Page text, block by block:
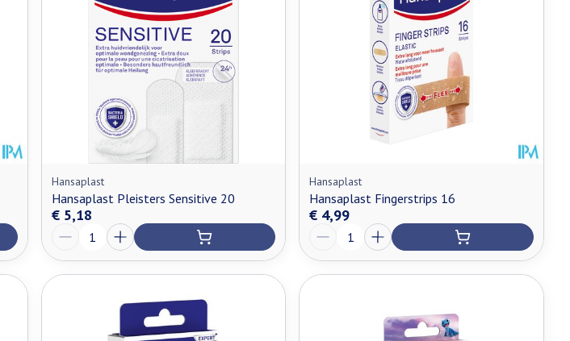
Hansaplast
Hansaplast Pleisters Sensitive 20
€ 5,18
Aantal
Hansaplast
Hansaplast Fingerstrips 16
€ 4,99
Aantal